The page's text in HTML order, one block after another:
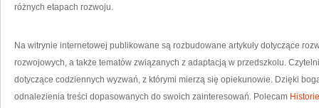
różnych etapach rozwoju.
Na witrynie internetowej publikowane są rozbudowane artykuły dotyczące
rozwojowych, a także tematów związanych z adaptacją w przedszkolu.
dotyczące codziennych wyzwań, z którymi mierzą się opiekunowie. Dzięki
odnalezienia treści dopasowanych do swoich zainteresowań. Polecam